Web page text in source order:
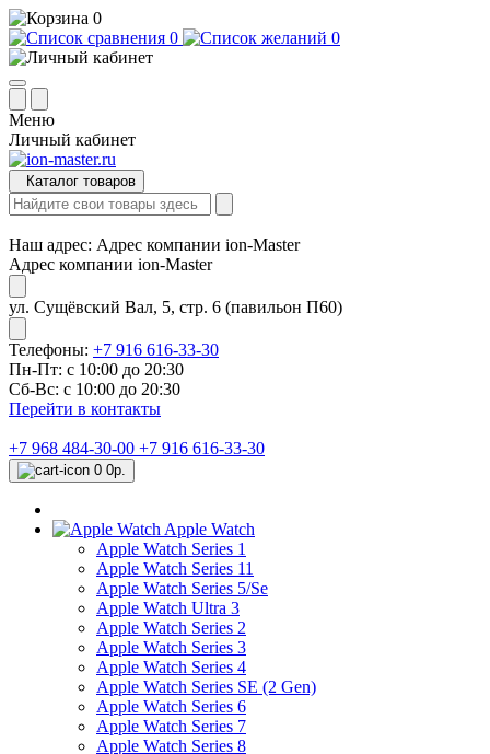
0
0
0
Меню
Личный кабинет
Каталог товаров
Наш адрес: Адрес компании ion-Master
Адрес компании ion-Master
ул. Сущёвский Вал, 5, стр. 6 (павильон П60)
Телефоны: +7 916 616-33-30
Пн-Пт: с 10:00 до 20:30
Сб-Вс: с 10:00 до 20:30
Перейти в контакты
+7 968 484-30-00 +7 916 616-33-30
0 0р.
Apple Watch
Apple Watch Series 1
Apple Watch Series 11
Apple Watch Series 5/Se
Apple Watch Ultra 3
Apple Watch Series 2
Apple Watch Series 3
Apple Watch Series 4
Apple Watch Series SE (2 Gen)
Apple Watch Series 6
Apple Watch Series 7
Apple Watch Series 8